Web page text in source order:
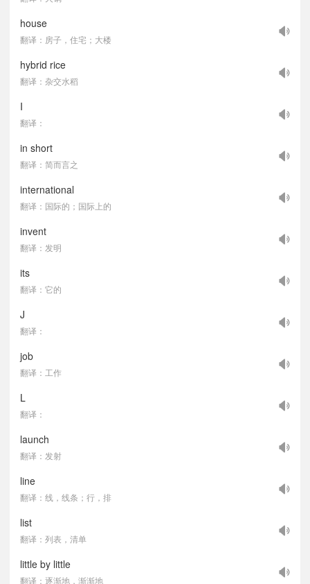
house
翻译：房子，住宅；大楼
hybrid rice
翻译：杂交水稻
I
翻译：
in short
翻译：简而言之
international
翻译：国际的；国际上的
invent
翻译：发明
its
翻译：它的
J
翻译：
job
翻译：工作
L
翻译：
launch
翻译：发射
line
翻译：线，线条；行，排
list
翻译：列表，清单
little by little
翻译：逐渐地，渐渐地